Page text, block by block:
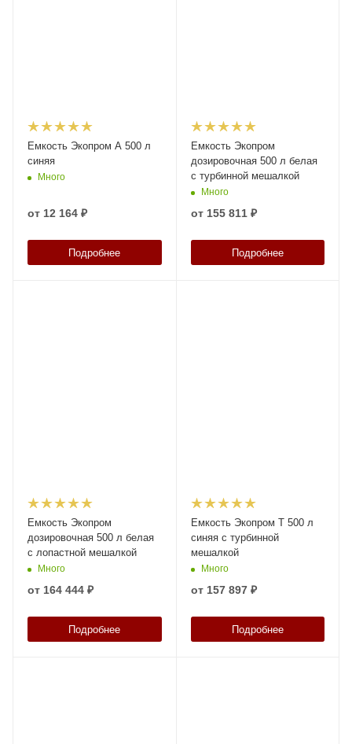
Емкость Экопром A 500 л
синяя
Много
от 12 164 ₽
Подробнее
Емкость Экопром
дозировочная 500 л белая
с турбинной мешалкой
Много
от 155 811 ₽
Подробнее
Емкость Экопром
дозировочная 500 л белая
с лопастной мешалкой
Много
от 164 444 ₽
Подробнее
Емкость Экопром T 500 л
синяя с турбинной
мешалкой
Много
от 157 897 ₽
Подробнее